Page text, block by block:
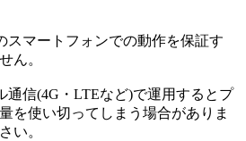
スマートフォンでの動作を保証す
ん。
通信(4G・LTEなど)で運用するとプ
を使い切ってしまう場合がありま
い。